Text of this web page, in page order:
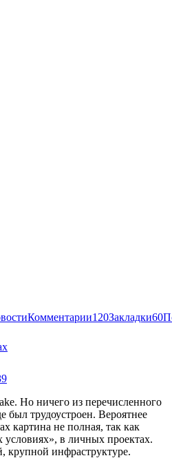
Комментарии120Закладки60
Но ничего из перечисленного
был трудоустроен. Вероятнее
картина не полная, так как
в личных проектах.
крупной инфраструктуре.